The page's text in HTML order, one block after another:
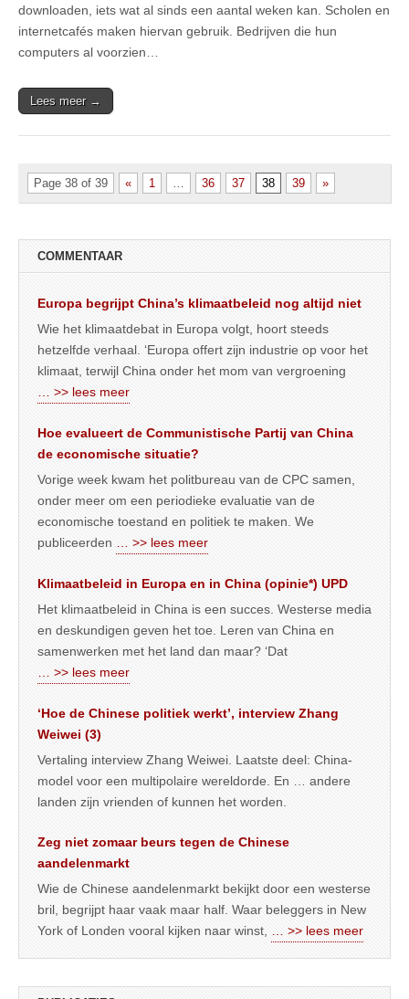
downloaden, iets wat al sinds een aantal weken kan. Scholen en
internetcafés maken hiervan gebruik. Bedrijven die hun
computers al voorzien…
Lees meer →
Page 38 of 39 « 1 36 37 38 39 »
COMMENTAAR
Europa begrijpt China’s klimaatbeleid nog altijd niet
Wie het klimaatdebat in Europa volgt, hoort steeds
hetzelfde verhaal. ‘Europa offert zijn industrie op voor het
klimaat, terwijl China onder het mom van vergroening
… >> lees meer
Hoe evalueert de Communistische Partij van China
de economische situatie?
Vorige week kwam het politbureau van de CPC samen,
onder meer om een periodieke evaluatie van de
economische toestand en politiek te maken. We
publiceerden
… >> lees meer
Klimaatbeleid in Europa en in China (opinie*) UPD
Het klimaatbeleid in China is een succes. Westerse media
en deskundigen geven het toe. Leren van China en
samenwerken met het land dan maar? ‘Dat
… >> lees meer
‘Hoe de Chinese politiek werkt’, interview Zhang
Weiwei (3)
Vertaling interview Zhang Weiwei. Laatste deel: China-
model voor een multipolaire wereldorde. En … andere
landen zijn vrienden of kunnen het worden.
Zeg niet zomaar beurs tegen de Chinese
aandelenmarkt
Wie de Chinese aandelenmarkt bekijkt door een westerse
bril, begrijpt haar vaak maar half. Waar beleggers in New
York of Londen vooral kijken naar winst,
… >> lees meer